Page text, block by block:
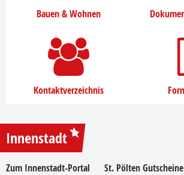
Bauen & Wohnen
Kontaktverzeichnis
Innenstadt
Zum Innenstadt-Portal St. Pölten Gutscheine